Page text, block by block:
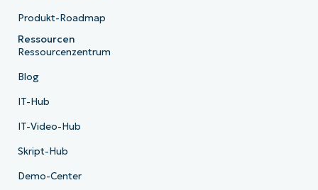
Produkt-Roadmap
Ressourcen
Ressourcenzentrum
Blog
IT-Hub
IT-Video-Hub
Skript-Hub
Demo-Center